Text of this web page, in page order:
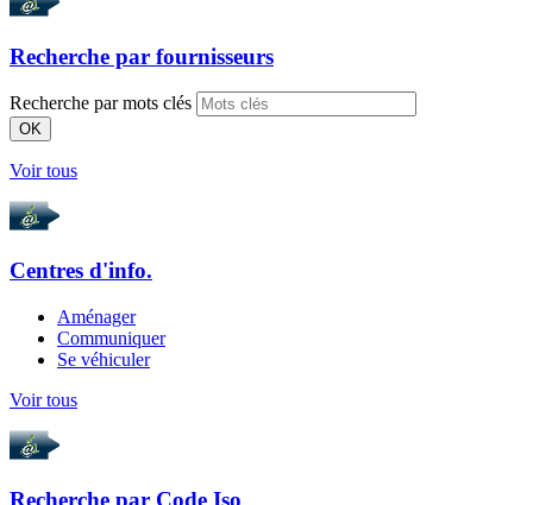
Recherche par fournisseurs
Recherche par mots clés
OK
Voir tous
Centres d'info.
Aménager
Communiquer
Se véhiculer
Voir tous
Recherche par Code Iso